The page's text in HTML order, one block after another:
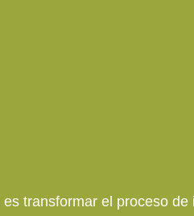
transformar el proceso de